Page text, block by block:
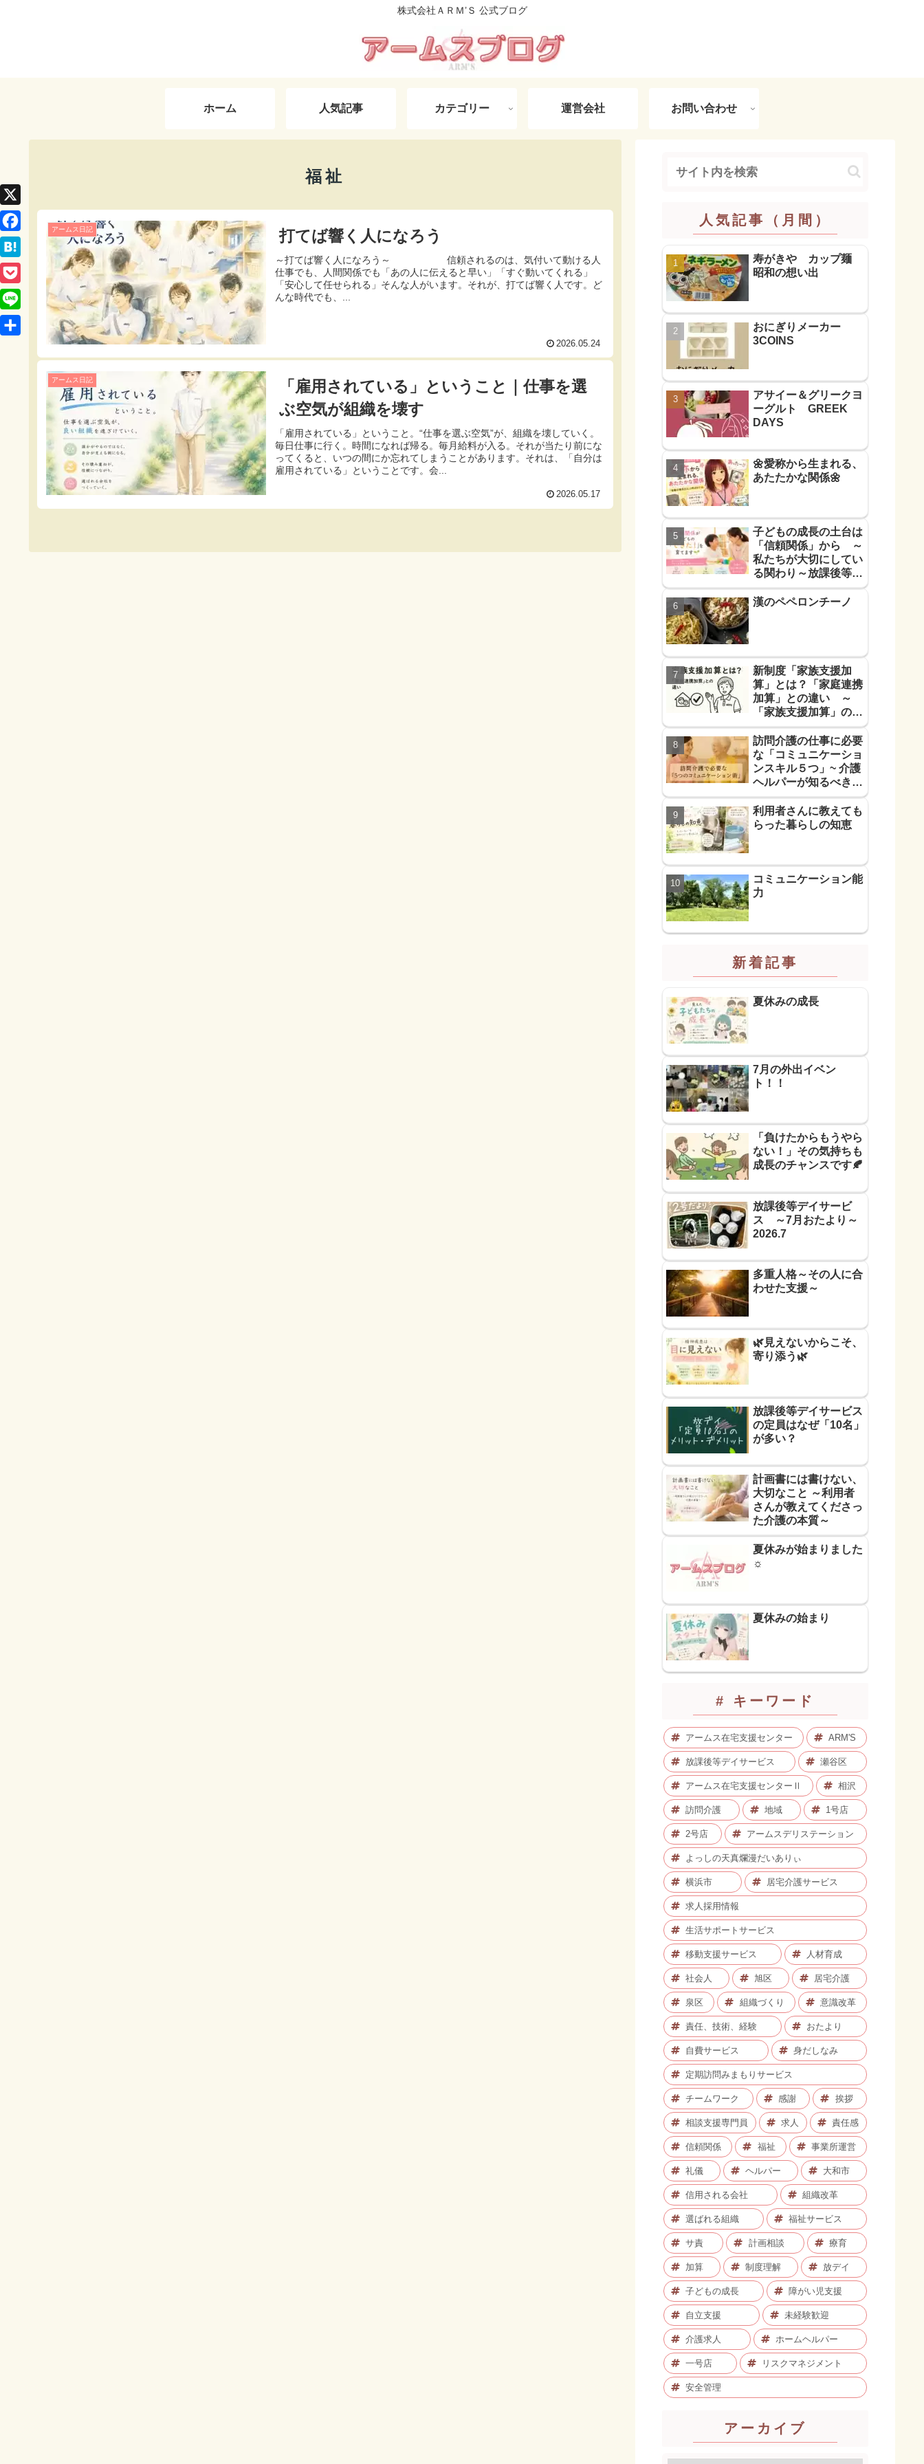
株式会社ＡＲＭ’Ｓ 公式ブログ
ホーム 人気記事 カテゴリー 運営会社 お問い合わせ
福祉
アームス日記 打てば響く人になろう
～打てば響く人になろう～ 信頼されるのは、気付いて動ける人
仕事でも、人間関係でも「あの人に伝えると早い」「すぐ動いてくれる」
「安心して任せられる」そんな人がいます。それが、打てば響く人です。ど
んな時代でも、...
2026.05.24
アームス日記
「雇用されている」ということ｜仕事を選
ぶ空気が組織を壊す
「雇用されている」ということ。“仕事を選ぶ空気”が、組織を壊していく。
毎日仕事に行く。時間になれば帰る。毎月給料が入る。それが当たり前にな
ってくると、いつの間にか忘れてしまうことがあります。それは、「自分は
雇用されている」ということです。会...
2026.05.17
X
F
a
c
e
b
H
a
t
e
P
o
c
L
人気記事（月間）
寿がきや カップ麺
昭和の想い出
おにぎりメーカー
3COINS
アサイー＆グリークヨ
ーグルト GREEK
DAYS
🌼愛称から生まれる、
あたたかな関係🌼
子どもの成長の土台は
「信頼関係」から ～
私たちが大切にしてい
る関わり～放課後等デ
イサービス
漢のペペロンチーノ
新制度「家族支援加
算」とは？「家庭連携
加算」との違い ～
「家族支援加算」の算
定要件と支援方法！を
解説します～
訪問介護の仕事に必要
な「コミュニケーショ
ンスキル５つ」~ 介護
ヘルパーが知るべき
「信頼に必要なコミュ
力５つ」~
利用者さんに教えても
らった暮らしの知恵
コミュニケーション能
力
新着記事
夏休みの成長
7月の外出イベン
ト！！
「負けたからもうやら
ない！」その気持ちも
成長のチャンスです🍂
放課後等デイサービ
ス ～7月おたより～
2026.7
多重人格～その人に合
わせた支援～
🌿見えないからこそ、
寄り添う🌿
放課後等デイサービス
の定員はなぜ「10名」
が多い？
計画書には書けない、
大切なこと ～利用者
さんが教えてくださっ
た介護の本質～
夏休みが始まりました
☼
夏休みの始まり
# キーワード
アームス在宅支援センター ARM'S
放課後等デイサービス 瀬谷区
アームス在宅支援センターⅡ 相沢
訪問介護 地域 1号店
2号店 アームスデリステーション
よっしの天真爛漫だいありぃ
横浜市 居宅介護サービス
求人採用情報
生活サポートサービス
移動支援サービス 人材育成
社会人 旭区 居宅介護
泉区 組織づくり 意識改革
責任、技術、経験 おたより
自費サービス 身だしなみ
定期訪問みまもりサービス
チームワーク 感謝 挨拶
相談支援専門員 求人 責任感
信頼関係 福祉 事業所運営
礼儀 ヘルパー 大和市
信用される会社 組織改革
選ばれる組織 福祉サービス
サ責 計画相談 療育
加算 制度理解 放デイ
子どもの成長 障がい児支援
自立支援 未経験歓迎
介護求人 ホームヘルパー
一号店 リスクマネジメント
安全管理
アーカイブ